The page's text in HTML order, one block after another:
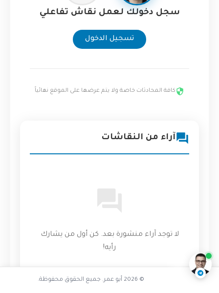
سجل دخولك لعمل نقاش تفاعلي
تسجيل الدخول
كافة المحادثات خاصة ولا يتم عرضها على الموقع نهائياً
آراء من النقاشات
لا توجد آراء منشورة بعد. كن أول من يشارك
رأيه!
ناقشنا على تليجرام@AbuOmarTech_bot
© 2026 أبو عمر. جميع الحقوق محفوظة.